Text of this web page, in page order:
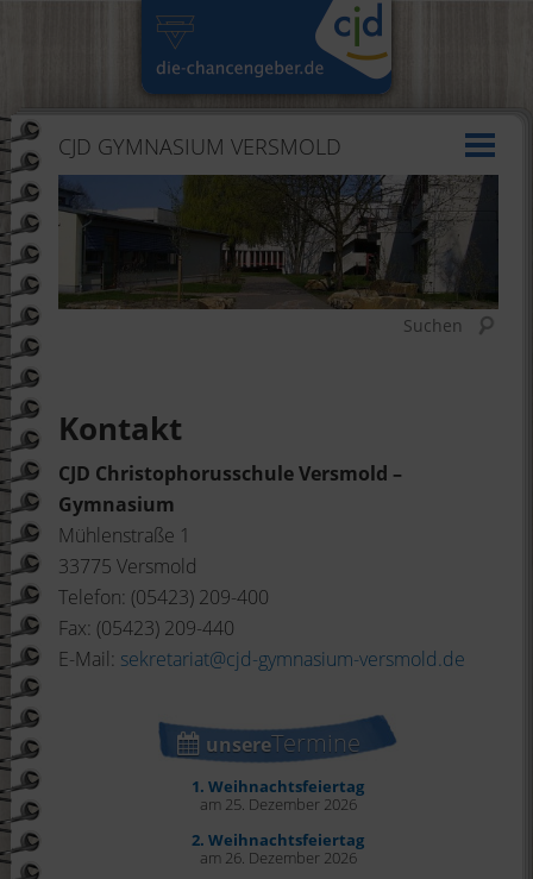
CJD GYMNASIUM VERSMOLD
Kontakt
CJD Christophorusschule Versmold –
Gymnasium
Mühlenstraße 1
33775 Versmold
Telefon: (05423) 209-400
Fax: (05423) 209-440
E-Mail: sekretariat@cjd-gymnasium-versmold.de
unsereTermine
1. Weihnachtsfeiertag
am 25. Dezember 2026
2. Weihnachtsfeiertag
am 26. Dezember 2026